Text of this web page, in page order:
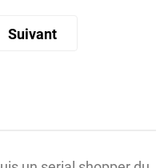
Suivant